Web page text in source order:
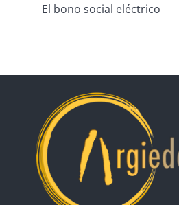
El bono social eléctrico